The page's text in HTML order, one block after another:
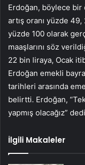
Erdoğan, böylece
artış oranı yüzde
yüzde 100 olarak
maaşlarını söz
22 bin liraya, Ocak
Erdoğan emekli
tarihleri arasında
belirtti. Erdoğan,
yapmış olacağız”
İlgili Makaleler